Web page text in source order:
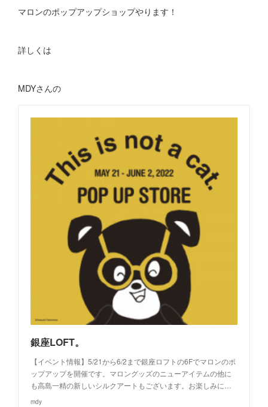
マロンのポップアップショップやります！
詳しくは
MDYさんの
銀座LOFT。
【イベント情報】5/21から6/2まで銀座ロフトの6Fでマロンのポ
ップアップを開催です。マロングッズのニューアイテムの他に
も高島一精の新しいシルクアートもございます。お楽しみに…
mdy